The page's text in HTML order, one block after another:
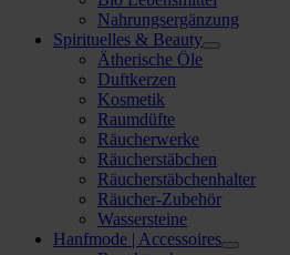
Nahrungsergänzung
Spirituelles & Beauty
Ätherische Öle
Duftkerzen
Kosmetik
Raumdüfte
Räucherwerke
Räucherstäbchen
Räucherstäbchenhalter
Räucher-Zubehör
Wassersteine
Hanfmode | Accessoires